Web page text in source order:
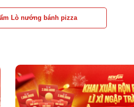
Lò nướng bánh pizza